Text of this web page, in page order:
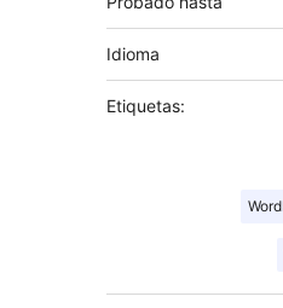
Idioma
Etiquetas: